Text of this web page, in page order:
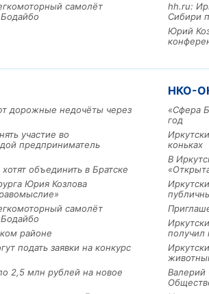
самолёт
hh.ru:
Сибири
Юрий
дорожные недочёты через
участие во
предприниматель
объединить в Братске
Юрия Козлова
самолёт
районе
подать заявки на конкурс
2,5 млн рублей на новое
НКО-
«Сфера
год
коньках
В
получил
Валерий